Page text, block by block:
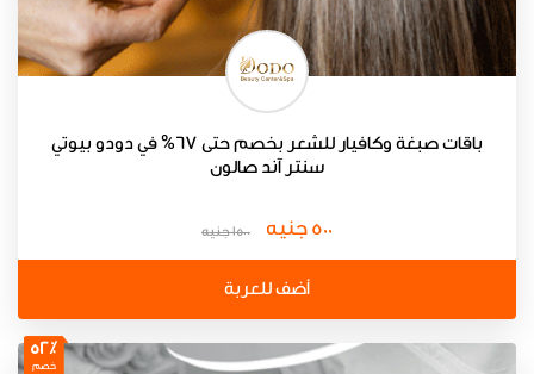
باقات صبغة وكافيار للشعر بخصم حتى 67% في دودو بيوتي
سنتر آند صالون
500 جنيه 1500 جنيه
أضف للعربة
52٪
خصم